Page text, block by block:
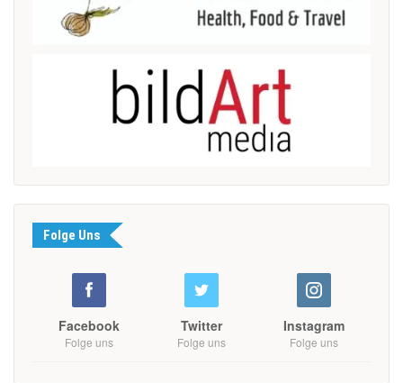
Folge Uns
Facebook
Folge uns
Twitter
Folge uns
Instagram
Folge uns